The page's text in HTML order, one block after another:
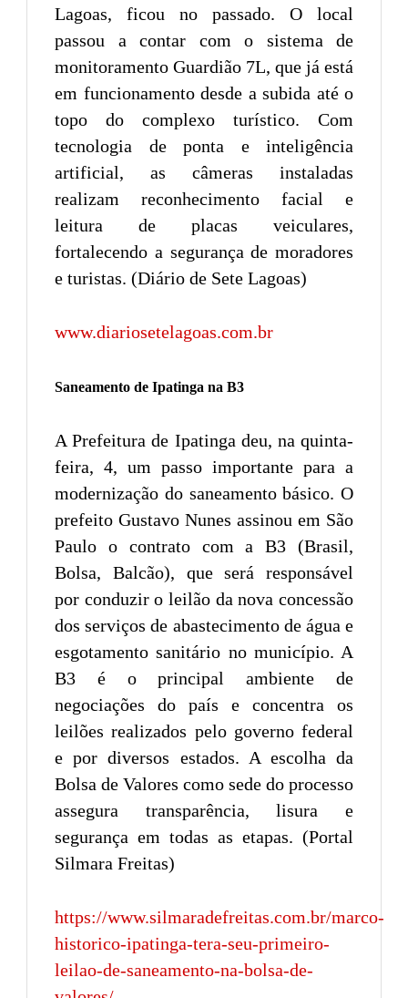
Lagoas, ficou no passado. O local
passou a contar com o sistema de
monitoramento Guardião 7L, que já está
em funcionamento desde a subida até o
topo do complexo turístico. Com
tecnologia de ponta e inteligência
artificial, as câmeras instaladas
realizam reconhecimento facial e
leitura de placas veiculares,
fortalecendo a segurança de moradores
e turistas. (Diário de Sete Lagoas)
www.diariosetelagoas.com.br
Saneamento de Ipatinga na B3
A Prefeitura de Ipatinga deu, na quinta-
feira, 4, um passo importante para a
modernização do saneamento básico. O
prefeito Gustavo Nunes assinou em São
Paulo o contrato com a B3 (Brasil,
Bolsa, Balcão), que será responsável
por conduzir o leilão da nova concessão
dos serviços de abastecimento de água e
esgotamento sanitário no município. A
B3 é o principal ambiente de
negociações do país e concentra os
leilões realizados pelo governo federal
e por diversos estados. A escolha da
Bolsa de Valores como sede do processo
assegura transparência, lisura e
segurança em todas as etapas. (Portal
Silmara Freitas)
https://www.silmaradefreitas.com.br/marco-
historico-ipatinga-tera-seu-primeiro-
leilao-de-saneamento-na-bolsa-de-